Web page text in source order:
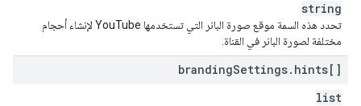
string
تحدد هذه السمة موقع صورة البانر التي تستخدمها YouTube لإنشاء أحجام
مختلفة لصورة البانر في القناة.
brandingSettings. hints[]
list